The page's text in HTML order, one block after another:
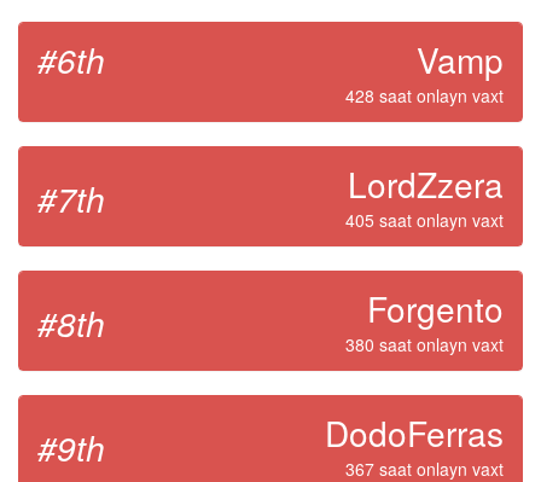
#6th Vamp
428 saat onlayn vaxt
#7th LordZzera
405 saat onlayn vaxt
#8th Forgento
380 saat onlayn vaxt
#9th DodoFerras
367 saat onlayn vaxt